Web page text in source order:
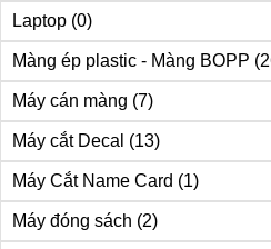
Laptop (0)
Màng ép plastic - Màng BOPP
Máy cán màng (7)
Máy cắt Decal (13)
Máy Cắt Name Card (1)
Máy đóng sách (2)